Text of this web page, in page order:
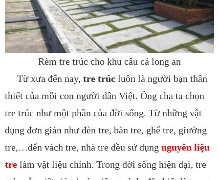
Rèm tre trúc cho khu câu cá long an
Từ xưa đến nay, tre trúc luôn là người bạn thân
thiết của mỗi con người dân Việt. Ông cha ta chọn
tre trúc như một phần của đời sống. Từ những vật
dụng đơn giản như đèn tre, bàn tre, ghế tre, giường
tre,…đến vách tre, nhà tre đều sử dụng nguyên liệu
tre làm vật liệu chính. Trong đời sống hiện đại, tre